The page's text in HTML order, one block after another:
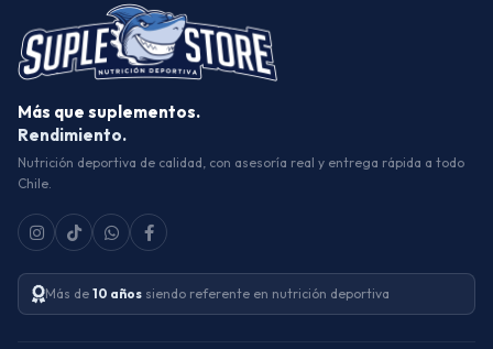
Más que suplementos.
Rendimiento.
Nutrición deportiva de calidad, con asesoría real y entrega rápida a todo
Chile.
Más de 10 años siendo referente en nutrición deportiva